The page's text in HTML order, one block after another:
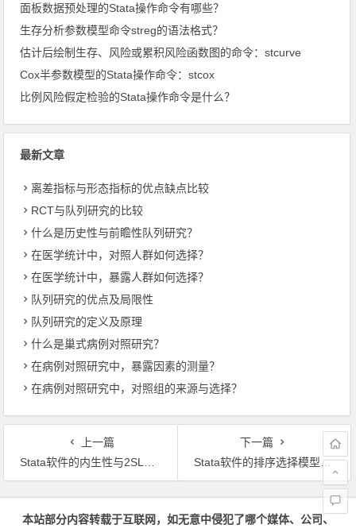
面板数据预处理的Stata操作命令有哪些？
生存分析参数模型命令streg的语法格式？
估计后绘制生存、风险或累积风险函数图的命令：stcurve
Cox半参数模型的Stata操作命令：stcox
比例风险假定检验的Stata操作命令是什么？
最新文章
离差指标与形态指标的优点缺点比较
RCT与队列研究的比较
什么是历史性与前瞻性队列研究？
在医学统计中，对照人群如何选择？
在医学统计中，暴露人群如何选择？
队列研究的优点及局限性
队列研究的定义及原理
什么是巢式病例对照研究？
在病例对照研究中，暴露因素的测量？
在病例对照研究中，对照组的来源与选择？
上一篇
Stata软件的内生性与2SLS：基本原理
下一篇
Stata软件的排序选择模型：基本原理
文章导航
本站部分内容转载于互联网，如无意中侵犯了哪个媒体、公司、